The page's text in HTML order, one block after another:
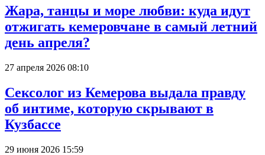
Жара, танцы и море любви: куда идут
отжигать кемеровчане в самый летний
день апреля?
27 апреля 2026 08:10
Сексолог из Кемерова выдала правду
об интиме, которую скрывают в
Кузбассе
29 июня 2026 15:59